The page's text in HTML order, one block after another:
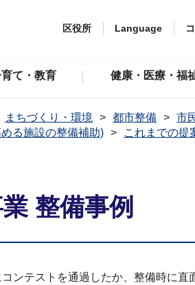
区役所 Language
て・教育 健康・医療・福
まちづくり・環境 都市整備
市
る施設の整備補助)
これまでの提
整備事例
ンテストを通過したか、整備時に